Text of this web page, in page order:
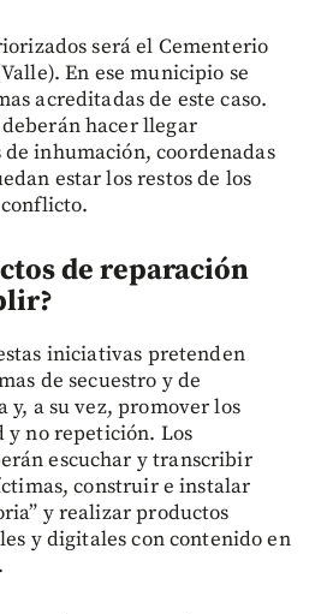
será el Cementerio
En ese municipio se
acreditadas de este caso.
hacer llegar
inhumación, coordenadas
estar los restos de los
de reparación
iniciativas pretenden
de secuestro y de
y, a su vez, promover los
no repetición. Los
escuchar y transcribir
construir e instalar
y realizar productos
y digitales con contenido en